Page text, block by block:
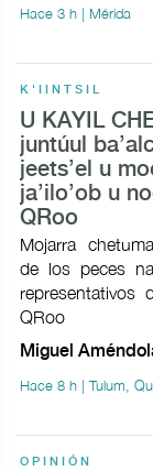
Hace 3 h | Mérida
K'IINTSIL
U KAYIL
juntúul
jeets’el u
ja’ilo’ob u
QRoo
Mojarra
de los peces
representativos
QRoo
Miguel
Hace 8 h | Tulum,
OPINIÓN